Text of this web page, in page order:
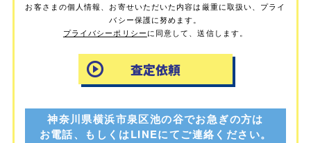
お客さまの個人情報、お寄せいただいた内容は厳重に取扱い、プライ
バシー保護に努めます。
プライバシーポリシーに同意して、送信します。
神奈川県横浜市泉区池の谷でお急ぎの方は
お電話、もしくはLINEにてご連絡ください。